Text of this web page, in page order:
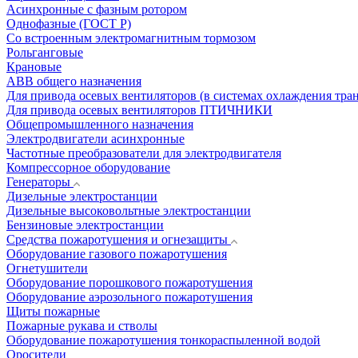
Асинхронные с фазным ротором
Однофазные (ГОСТ Р)
Со встроенным электромагнитным тормозом
Рольганговые
Крановые
АВВ общего назначения
Для привода осевых вентиляторов (в системах охлаждения
Для привода осевых вентиляторов ПТИЧНИКИ
Общепромышленного назначения
Электродвигатели асинхронные
Частотные преобразователи для электродвигателя
Компрессорное оборудование
Генераторы
Дизельные электростанции
Дизельные высоковольтные электростанции
Бензиновые электростанции
Средства пожаротушения и огнезащиты
Оборудование газового пожаротушения
Огнетушители
Оборудование порошкового пожаротушения
Оборудование аэрозольного пожаротушения
Щиты пожарные
Пожарные рукава и стволы
Оборудование пожаротушения тонкораспыленной водой
Оросители